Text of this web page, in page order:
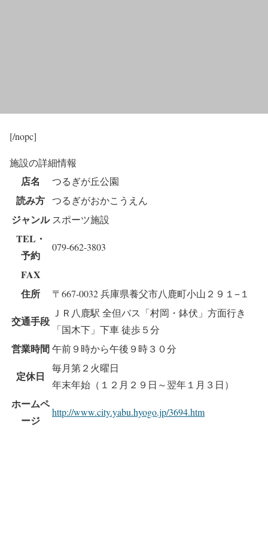
[/nopc]
施設の詳細情報
店名 つるぎが丘公園
読み方 つるぎがおかこうえん
ジャンル スポーツ施設
TEL・
予約
079-662-3803
FAX
住所
〒667-0032 兵庫県養父市八鹿町小山２９１−１
交通手段
ＪＲ八鹿駅 全但バス「村岡・鉢伏」方面行き
「国木下」下車 徒歩５分
営業時間午前９時から午後９時３０分
定休日
毎月第２火曜日
年末年始（１２月２９日～翌年１月３日）
ホームペ
ージ
http://www.city.yabu.hyogo.jp/3694.htm